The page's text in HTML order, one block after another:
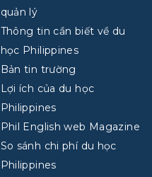
quản lý
Thông tin cần biết về du
học Philippines
Bản tin trường
Lợi ích của du học
Philippines
Phil English web Magazine
So sánh chi phí du học
Philippines